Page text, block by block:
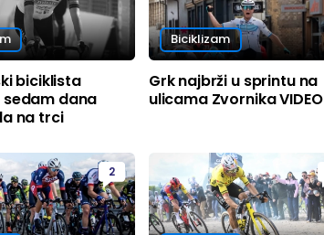
biciklista
dana
na trci
Biciklizam
Grk najbrži u sprintu na
ulicama Zvornika VIDEO
2